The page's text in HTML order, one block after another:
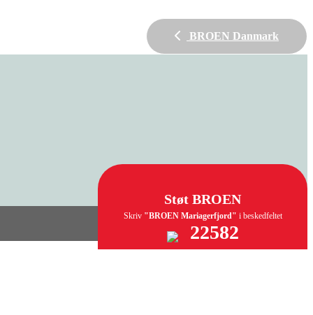
BROEN Danmark
Støt BROEN
Skriv "BROEN Mariagerfjord" i beskedfeltet
22582